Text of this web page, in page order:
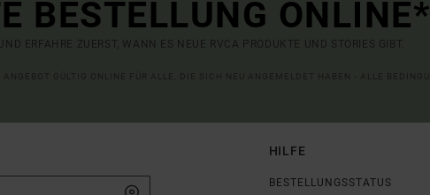
BESTELLUNG ONLINE*
ERFAHRE ZUERST, WANN ES NEUE RVCA PRODUKTE UND STORIES GIBT.
HILFE
BESTELLUNGSSTATUS